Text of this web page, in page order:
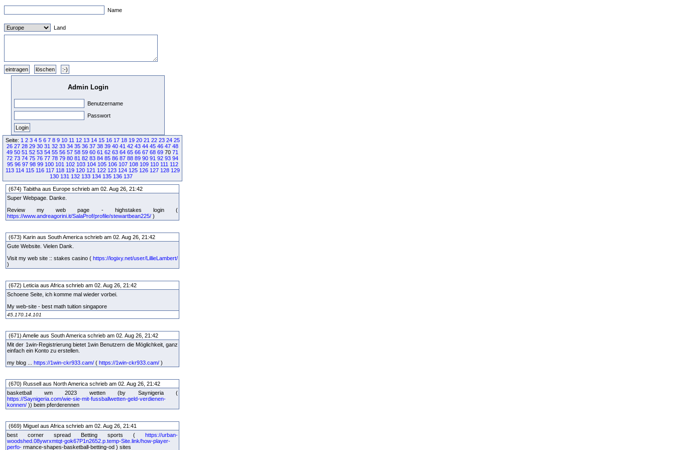
Name
Land
Admin Login
Benutzername
Passwort
Seite: 1 2 3 4 5 6 7 8 9 10 11 12 13 14 15 16 17 18 19 20 21 22 23 24 25
26 27 28 29 30 31 32 33 34 35 36 37 38 39 40 41 42 43 44 45 46 47 48
49 50 51 52 53 54 55 56 57 58 59 60 61 62 63 64 65 66 67 68 69 70 71
72 73 74 75 76 77 78 79 80 81 82 83 84 85 86 87 88 89 90 91 92 93 94
95 96 97 98 99 100 101 102 103 104 105 106 107 108 109 110 111 112
113 114 115 116 117 118 119 120 121 122 123 124 125 126 127 128 129
130 131 132 133 134 135 136 137
(674) Tabitha aus Europe schrieb am 02. Aug 26, 21:42
Super Webpage. Danke.
Review my web page - highstakes login (
https://www.andreagorini.it/SalaProf/profile/stewartbean225/ )
(673) Karin aus South America schrieb am 02. Aug 26, 21:42
Gute Website. Vielen Dank.
Visit my web site :: stakes casino ( https://logixy.net/user/LillieLambert/
)
(672) Leticia aus Africa schrieb am 02. Aug 26, 21:42
Schoene Seite, ich komme mal wieder vorbei.
My web-site - best math tuition singapore
45.170.14.101
(671) Amelie aus South America schrieb am 02. Aug 26, 21:42
Mit der 1win-Registrierung bietet 1win Benutzern die Möglichkeit, ganz
einfach ein Konto zu erstellen.
my blog ... https://1win-ckr933.cam/ ( https://1win-ckr933.cam/ )
(670) Russell aus North America schrieb am 02. Aug 26, 21:42
basketball wm 2023 wetten (by Saynigeria (
https://Saynigeria.com/wie-sie-mit-fussballwetten-geld-verdienen-
konnen/ )) beim pferderennen
(669) Miguel aus Africa schrieb am 02. Aug 26, 21:41
best corner spread Betting sports ( https://urban-
woodshed.08ywrxmtqt-gok67P1n2652.p.temp-Site.link/how-player-
perfo- rmance-shapes-basketball-betting-od ) sites